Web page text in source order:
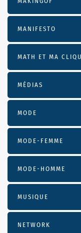
MANIFESTO
MATH ET MA
MÉDIAS
MODE
MODE-FEMME
MODE-HOMME
MUSIQUE
NETWORK